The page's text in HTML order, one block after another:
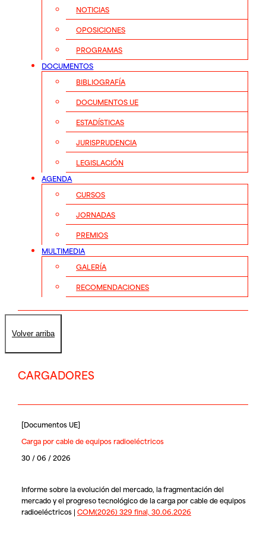
NOTICIAS
OPOSICIONES
PROGRAMAS
DOCUMENTOS
BIBLIOGRAFÍA
DOCUMENTOS UE
ESTADÍSTICAS
JURISPRUDENCIA
LEGISLACIÓN
AGENDA
CURSOS
JORNADAS
PREMIOS
MULTIMEDIA
GALERÍA
RECOMENDACIONES
Volver arriba
CARGADORES
[Documentos UE]
Carga por cable de equipos radioeléctricos
30 / 06 / 2026
Informe sobre la evolución del mercado, la fragmentación del
mercado y el progreso tecnológico de la carga por cable de equipos
radioeléctricos | COM(2026) 329 final, 30.06.2026